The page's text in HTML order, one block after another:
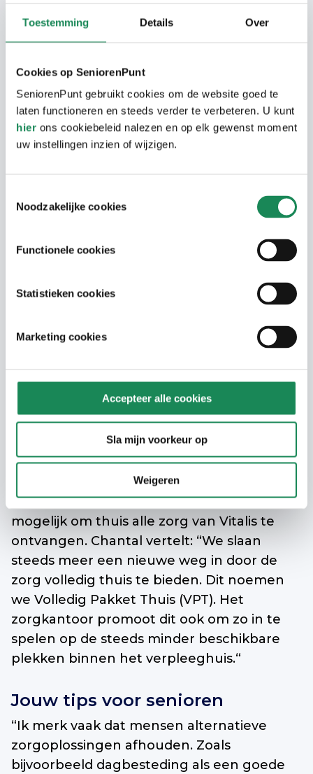
Toestemming Details Over
Cookies op SeniorenPunt
SeniorenPunt gebruikt cookies om de website goed te
laten functioneren en steeds verder te verbeteren. U kunt
hier ons cookiebeleid nalezen en op elk gewenst moment
uw instellingen inzien of wijzigen.
Noodzakelijke cookies
Functionele cookies
Statistieken cookies
Marketing cookies
Accepteer alle cookies
Sla mijn voorkeur op
Weigeren
informatiebijeenkomsten die we
organiseren dragen daar aan bij”.
‘Het krijgen van de juiste zorg is
het belangrijkst. Kijk niet alleen
naar één plek maar kijk waar
De zorg verandert. Wat merk jij
“Als ik een kennismakingsgesprek heb,
vertel ik tegenwoordig meteen dat het niet
meer vaak voorkomt dat je meteen op de
Vooral als iemand met spoed een plekje
nodig heeft. We bekijken waar we zo snel
mogelijk de juiste zorg kunnen bieden.
Daar ga je dan naartoe. Je kunt wel op de
wachtlijst blijven staan om uiteindelijk te
verhuizen naar jouw voorkeurlocatie.”
Behalve wonen bij Vitalis is het soms ook
mogelijk om thuis alle zorg van Vitalis te
ontvangen. Chantal vertelt: “We slaan
steeds meer een nieuwe weg in door de
zorg volledig thuis te bieden. Dit noemen
we Volledig Pakket Thuis (VPT). Het
zorgkantoor promoot dit ook om zo in te
spelen op de steeds minder beschikbare
plekken binnen het verpleeghuis.“
Jouw tips voor senioren
“Ik merk vaak dat mensen alternatieve
zorgoplossingen afhouden. Zoals
bijvoorbeeld dagbesteding als een goede